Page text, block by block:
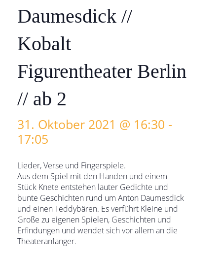
Daumesdick //
Kobalt
Figurentheater Berlin
// ab 2
31. Oktober 2021 @ 16:30 -
17:05
Lieder, Verse und Fingerspiele.
Aus dem Spiel mit den Händen und einem
Stück Knete entstehen lauter Gedichte und
bunte Geschichten rund um Anton Daumesdick
und einen Teddybären. Es verführt Kleine und
Große zu eigenen Spielen, Geschichten und
Erfindungen und wendet sich vor allem an die
Theateranfänger.